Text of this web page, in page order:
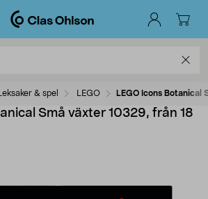
Leksaker & spel LEGO LEGO Icons Botanical
Små växter 10329, från 18